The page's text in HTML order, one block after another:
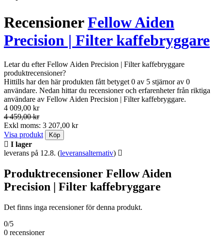
RecensionerFellow Aiden
Precision | Filter kaffebryggare
Letar du efter Fellow Aiden Precision | Filter kaffebryggare
produktrecensioner?
Hittills har den här produkten fått betyget 0 av 5 stjärnor av 0
användare. Nedan hittar du recensioner och erfarenheter från riktiga
användare av Fellow Aiden Precision | Filter kaffebryggare.
4 009,00 kr
4 459,00 kr
Exkl moms: 3 207,00 kr
Visa produkt
Köp
I lager
leverans på 12.8. (leveransalternativ)
Produktrecensioner Fellow Aiden
Precision | Filter kaffebryggare
Det finns inga recensioner för denna produkt.
0/5
0 recensioner